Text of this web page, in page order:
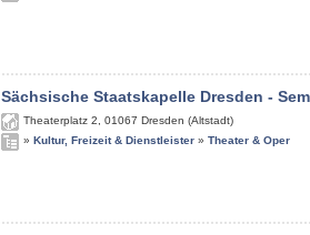
Sächsische Staatskapelle Dresden -
Theaterplatz 2 01067 Dresden (Altstadt)
» Kultur, Freizeit & Dienstleister » Theater & Oper